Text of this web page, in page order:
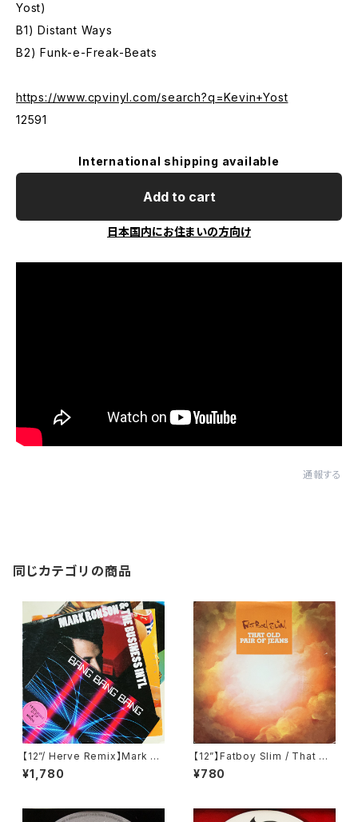
Yost)
B1) Distant Ways
B2) Funk-e-Freak-Beats
https://www.cpvinyl.com/search?q=Kevin+Yost
12591
International shipping available
Add to cart
日本国内にお住まいの方向け
通報する
同じカテゴリの商品
【12”/ Herve Remix】Mark Ro
nson & The Business Intl /
Bang Bang Bang (Columbi
¥1,780
【12”】Fatboy Slim / That Ol
d Pair Of Jeans (Astralwer
ks) (ASW 66278)
¥780